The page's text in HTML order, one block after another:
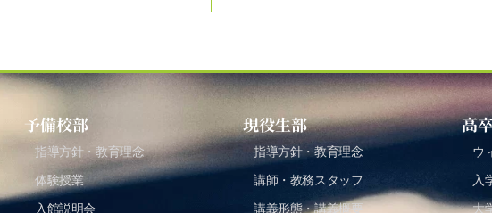
予備校部
指導方針・教育理念
体験授業
入館説明会
現役生部
指導方針・教育理念
講師・教務スタッフ
講義形態・講義概要
高
ウ
入
大